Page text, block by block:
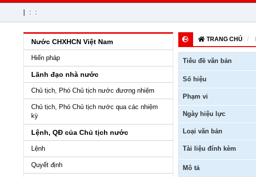
: :
TRANG CHỦ
Tiêu đề văn bản
Số hiệu
Phạm vi
Ngày hiệu lực
Loại văn bản
Tài liệu đính kèm
Mô tả
Nước CHXHCN Việt Nam
Hiến pháp
Lãnh đạo nhà nước
Chủ tịch, Phó Chủ tịch nước đương nhiệm
Chủ tịch, Phó Chủ tịch nước qua các nhiệm
kỳ
Lệnh, QĐ của Chủ tịch nước
Lệnh
Quyết định